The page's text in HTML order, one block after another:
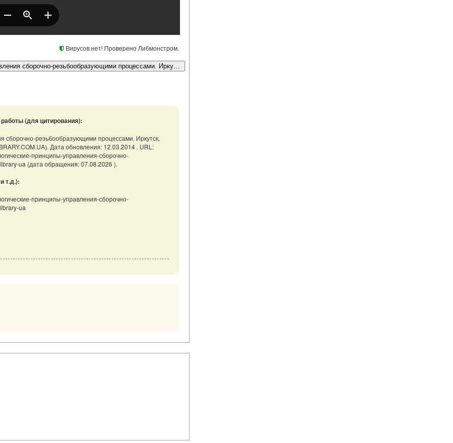
Вирусов нет! Проверено Либмонстром.
управления сборочно-резьбообразующими процессами. Иркутск, 2002. 165 с (скачать на library.ua) (2.3 Мб, pdf)
(для цитирования):
сборочно-резьбообразующими процессами. Иркутск,
Дата обновления: 12.03.2014 . URL:
принципы-управления-сборочно-
ua (дата обращения: 07.08.2026 ).
т.д.):
принципы-управления-сборочно-
ua